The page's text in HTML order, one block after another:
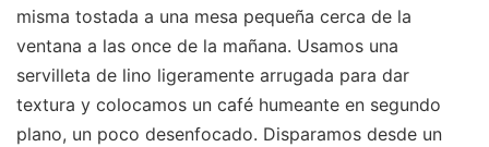
misma tostada a una mesa pequeña cerca de la
ventana a las once de la mañana. Usamos una
servilleta de lino ligeramente arrugada para dar
textura y colocamos un café humeante en segundo
plano, un poco desenfocado. Disparamos desde un